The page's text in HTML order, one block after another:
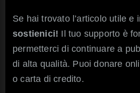
Se hai trovato l’articolo utile e
sostienici! Il tuo supporto è
permetterci di continuare a
di alta qualità. Puoi donare
o carta di credito.